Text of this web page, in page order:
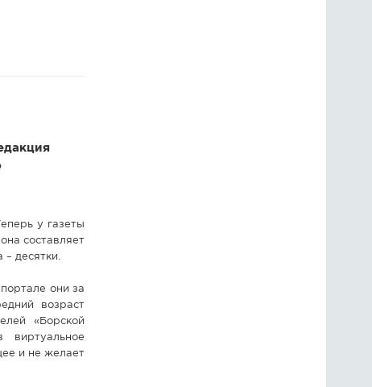
у газеты
составляет
десятки.
они за
возраст
«Борской
и не желает